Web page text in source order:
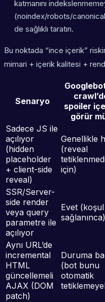
katmanını
(noindex/robots/
de sağlıklı taratın.
Bu noktada “ince içerik”
mimari + içerik kalitesi +
Senaryo
spoiler
görür
Sadece JS ile
açılıyor
(hidden
placeholder
+ client-side
reveal)
Genellikle
(reveal
için)
SSR/Server-
side render
veya query
parametre ile
açılıyor
Evet (koşul
sağlanınca)
Aynı URL’de
incremental
HTML
güncellemeli
AJAX (DOM
patch)
Duruma
(bot bunu
otomatik